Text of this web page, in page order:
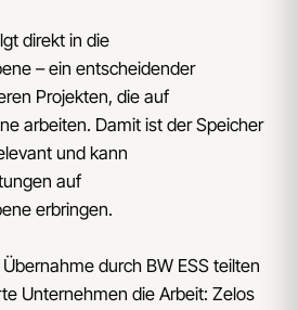
direkt in die
– ein entscheidender
Projekten, die auf
arbeiten. Damit ist der Speicher
und kann
auf
erbringen.
durch BW ESS teilten
Unternehmen die Arbeit: Zelos